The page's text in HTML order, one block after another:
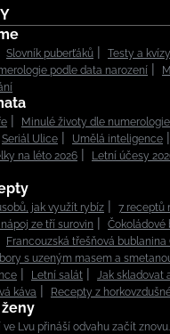
Slovník puberťáků Testy a kvízy
podle data narození
Minulé životy dle numerologie
Seriál Ulice Umělá inteligence
na léto 2026 Letní účesy
jak využít rybíz
7 receptů
ze tří surovin
Čokoládové
Francouzská třešňová bublanina
s uzeným masem a
Letní salát
Jak skladovat
káva Recepty z
ve Lvu přináší odvahu začít